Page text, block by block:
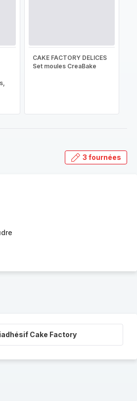
CAKE FACTORY DELICES
Set moules CreaBake
3 fournées
Cake Factory